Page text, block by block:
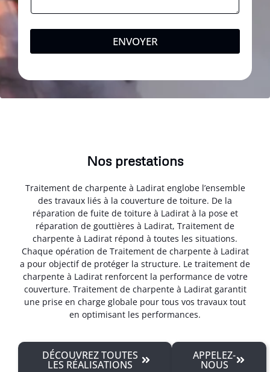
ENVOYER
Nos prestations
Traitement de charpente à Ladirat englobe l’ensemble
des travaux liés à la couverture de toiture. De la
réparation de fuite de toiture à Ladirat à la pose et
réparation de gouttières à Ladirat, Traitement de
charpente à Ladirat répond à toutes les situations.
Chaque opération de Traitement de charpente à Ladirat
a pour objectif de protéger la structure. Le traitement de
charpente à Ladirat renforcent la performance de votre
couverture. Traitement de charpente à Ladirat garantit
une prise en charge globale pour tous vos travaux tout
en optimisant les performances.
DÉCOUVREZ TOUTES
LES RÉALISATIONS
APPELEZ-
NOUS